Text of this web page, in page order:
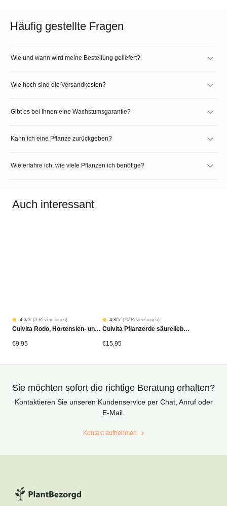
Häufig gestellte Fragen
Wie und wann wird meine Bestellung geliefert?
Wie hoch sind die Versandkosten?
Gibt es bei Ihnen eine Wachstumsgarantie?
Kann ich eine Pflanze zurückgeben?
Wie erfahre ich, wie viele Pflanzen ich benötige?
Auch interessant
Rated
4.33
von
3
Kundenstimmen
4.3/5 (3 Rezensionen)
Culvita Rodo, Hortensien- und Azaleen-Dünger 1,5 kg
€9,95
Rated
4.81
von
26
Kundenstimmen
4.8/5 (26 Rezensionen)
Culvita Pflanzerde säureliebende Pflanzen Bio 40 Liter
€15,95
Sie möchten sofort die richtige Beratung erhalten?
Kontaktieren Sie unseren Kundenservice per Chat, Anruf oder
E-Mail.
Kontakt aufnehmen